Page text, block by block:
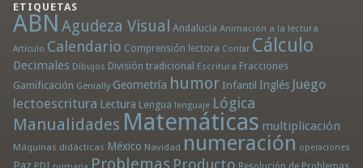
ETIQUETAS
ABN Agudeza Visual Andalucía Animación a la lectura
Artículo Calendario Comprensión lectora Contar Cálculo
Decimales Dibujos División tradicional Escritura Fracciones
Gamificación Genially Geometría humor Infantil Inglés Juego
lectoescritura Lectura Lengua lenguaje Lógica
Manualidades Matemáticas multiplicación
Máquinas didácticas México Navidad numeración operaciones
Producto